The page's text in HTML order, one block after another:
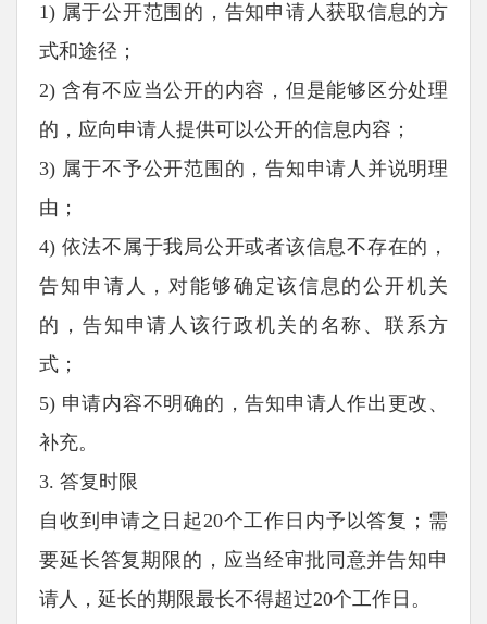
1) 属于公开范围的，告知申请人获取信息的方
式和途径；
2) 含有不应当公开的内容，但是能够区分处理
的，应向申请人提供可以公开的信息内容；
3) 属于不予公开范围的，告知申请人并说明理
由；
4) 依法不属于我局公开或者该信息不存在的，
告知申请人，对能够确定该信息的公开机关
的，告知申请人该行政机关的名称、联系方
式；
5) 申请内容不明确的，告知申请人作出更改、
补充。
3. 答复时限
自收到申请之日起20个工作日内予以答复；需
要延长答复期限的，应当经审批同意并告知申
请人，延长的期限最长不得超过20个工作日。